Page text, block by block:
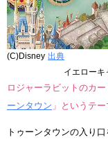
(C)Disney 出典
イエローキ
ロジャーラビットのカ
ーンタウン 」というテ
トゥーンタウンの入り